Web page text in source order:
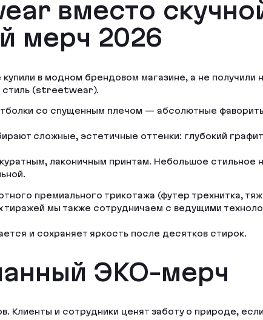
вместо
мерч 2026
в модном брендовом магазине, а не получили
стиль (streetwear).
со спущенным плечом — абсолютные
сложные, эстетичные оттенки: глубокий
лаконичным принтам. Небольшое стильное
премиального трикотажа (футер трехнитка,
мы также сотрудничаем с ведущими
и сохраняет яркость после десятков стирок.
ЭКО-мерч
Клиенты и сотрудники ценят заботу о природе,